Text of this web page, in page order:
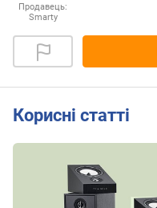
Продавець:
Smarty
Корисні статті